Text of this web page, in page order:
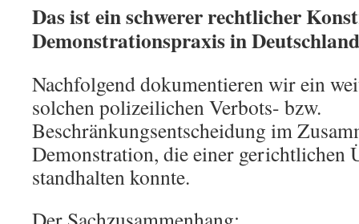
Das ist ein schwerer rechtlicher
Demonstrationspraxis in
Nachfolgend dokumentieren wir ein
solchen polizeilichen Verbots- bzw.
Beschränkungsentscheidung im
Demonstration, die einer gerichtlichen
standhalten konnte.